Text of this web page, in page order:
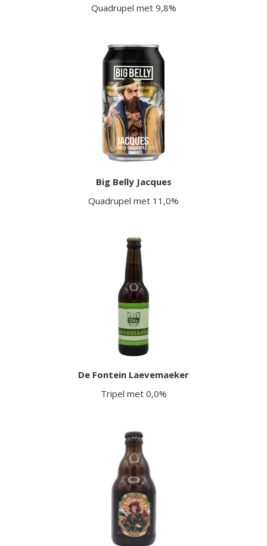
Quadrupel met 9,8%
Big Belly Jacques
Quadrupel met 11,0%
De Fontein Laevemaeker
Tripel met 0,0%